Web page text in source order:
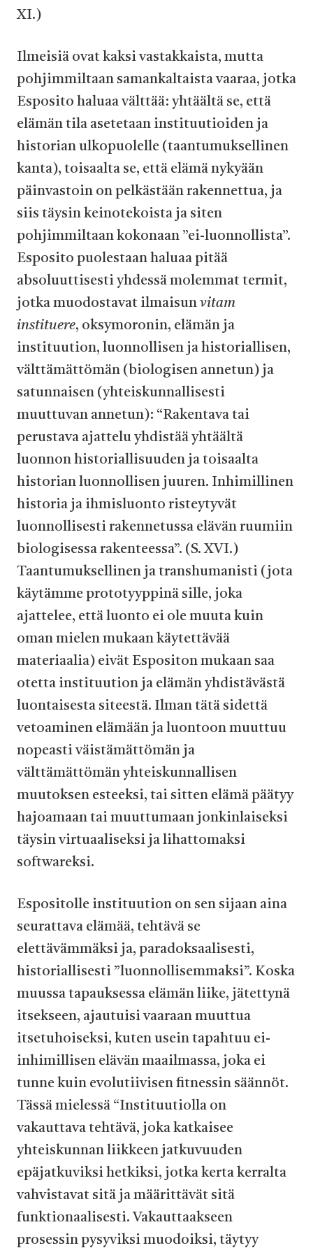
XI.)
Ilmeisiä ovat kaksi vastakkaista, mutta
pohjimmiltaan samankaltaista vaaraa, jotka
Esposito haluaa välttää: yhtäältä se, että
elämän tila asetetaan instituutioiden ja
historian ulkopuolelle (taantumuksellinen
kanta), toisaalta se, että elämä nykyään
päinvastoin on pelkästään rakennettua, ja
siis täysin keinotekoista ja siten
pohjimmiltaan kokonaan ”ei-luonnollista”.
Esposito puolestaan haluaa pitää
absoluuttisesti yhdessä molemmat termit,
jotka muodostavat ilmaisunvitam
instituere, oksymoronin, elämän ja
instituution, luonnollisen ja historiallisen,
välttämättömän (biologisen annetun) ja
satunnaisen (yhteiskunnallisesti
muuttuvan annetun): “Rakentava tai
perustava ajattelu yhdistää yhtäältä
luonnon historiallisuuden ja toisaalta
historian luonnollisen juuren. Inhimillinen
historia ja ihmisluonto risteytyvät
luonnollisesti rakennetussa elävän ruumiin
biologisessa rakenteessa”. (S. XVI.)
Taantumuksellinen ja transhumanisti (jota
käytämme prototyyppinä sille, joka
ajattelee, että luonto ei ole muuta kuin
oman mielen mukaan käytettävää
materiaalia) eivät Espositon mukaan saa
otetta instituution ja elämän yhdistävästä
luontaisesta siteestä. Ilman tätä sidettä
vetoaminen elämään ja luontoon muuttuu
nopeasti väistämättömän ja
välttämättömän yhteiskunnallisen
muutoksen esteeksi, tai sitten elämä päätyy
hajoamaan tai muuttumaan jonkinlaiseksi
täysin virtuaaliseksi ja lihattomaksi
softwareksi.
Espositolle instituution on sen sijaan aina
seurattava elämää, tehtävä se
elettävämmäksi ja, paradoksaalisesti,
historiallisesti ”luonnollisemmaksi”. Koska
muussa tapauksessa elämän liike, jätettynä
itsekseen, ajautuisi vaaraan muuttua
itsetuhoiseksi, kuten usein tapahtuu ei-
inhimillisen elävän maailmassa, joka ei
tunne kuin evolutiivisen fitnessin säännöt.
Tässä mielessä “Instituutiolla on
vakauttava tehtävä, joka katkaisee
yhteiskunnan liikkeen jatkuvuuden
epäjatkuviksi hetkiksi, jotka kerta kerralta
vahvistavat sitä ja määrittävät sitä
funktionaalisesti. Vakauttaakseen
prosessin pysyviksi muodoiksi, täytyy